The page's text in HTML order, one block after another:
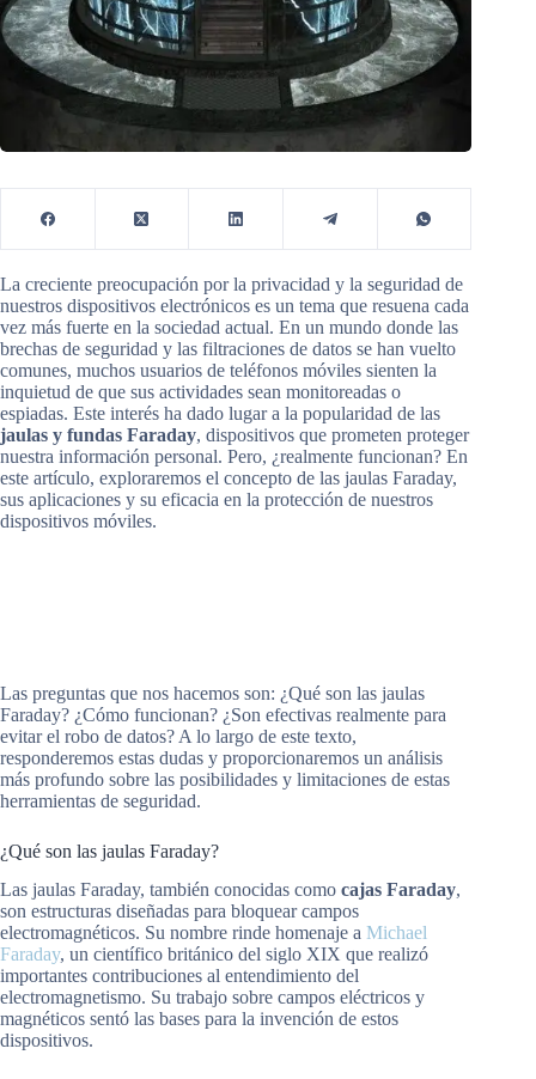
La creciente preocupación por la privacidad y la seguridad de
nuestros dispositivos electrónicos es un tema que resuena cada
vez más fuerte en la sociedad actual. En un mundo donde las
brechas de seguridad y las filtraciones de datos se han vuelto
comunes, muchos usuarios de teléfonos móviles sienten la
inquietud de que sus actividades sean monitoreadas o
espiadas. Este interés ha dado lugar a la popularidad de las
jaulas y fundas Faraday, dispositivos que prometen proteger
nuestra información personal. Pero, ¿realmente funcionan? En
este artículo, exploraremos el concepto de las jaulas Faraday,
sus aplicaciones y su eficacia en la protección de nuestros
dispositivos móviles.
Las preguntas que nos hacemos son: ¿Qué son las jaulas
Faraday? ¿Cómo funcionan? ¿Son efectivas realmente para
evitar el robo de datos? A lo largo de este texto,
responderemos estas dudas y proporcionaremos un análisis
más profundo sobre las posibilidades y limitaciones de estas
herramientas de seguridad.
¿Qué son las jaulas Faraday?
Las jaulas Faraday, también conocidas como cajas Faraday,
son estructuras diseñadas para bloquear campos
electromagnéticos. Su nombre rinde homenaje a Michael
Faraday, un científico británico del siglo XIX que realizó
importantes contribuciones al entendimiento del
electromagnetismo. Su trabajo sobre campos eléctricos y
magnéticos sentó las bases para la invención de estos
dispositivos.